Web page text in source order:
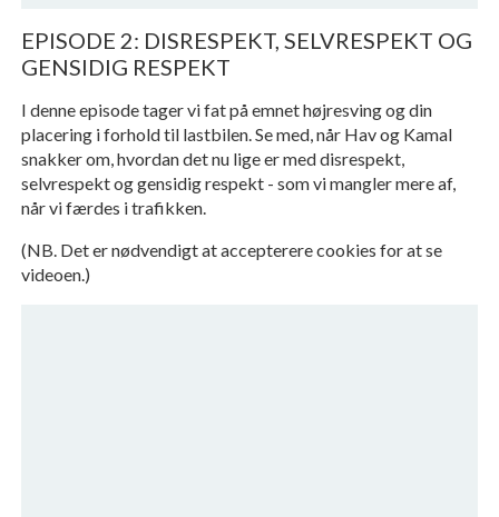
EPISODE 2: DISRESPEKT, SELVRESPEKT OG
GENSIDIG RESPEKT
I denne episode tager vi fat på emnet højresving og din
placering i forhold til lastbilen. Se med, når Hav og Kamal
snakker om, hvordan det nu lige er med disrespekt,
selvrespekt og gensidig respekt - som vi mangler mere af,
når vi færdes i trafikken.
(NB. Det er nødvendigt at accepterere cookies for at se
videoen.)